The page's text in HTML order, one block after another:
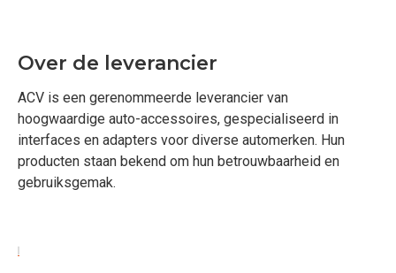
Over de leverancier
ACV is een gerenommeerde leverancier van
hoogwaardige auto-accessoires, gespecialiseerd in
interfaces en adapters voor diverse automerken. Hun
producten staan bekend om hun betrouwbaarheid en
gebruiksgemak.